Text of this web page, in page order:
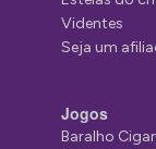
Videntes
Seja um
Jogos
Baralho